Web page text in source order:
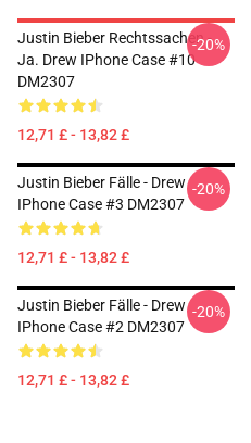
Justin Bieber Rechtssachen -
Ja. Drew IPhone Case #10
DM2307
12,71 £ - 13,82 £
-20%
Justin Bieber Fälle - Drew
IPhone Case #3 DM2307
12,71 £ - 13,82 £
-20%
Justin Bieber Fälle - Drew
IPhone Case #2 DM2307
12,71 £ - 13,82 £
-20%